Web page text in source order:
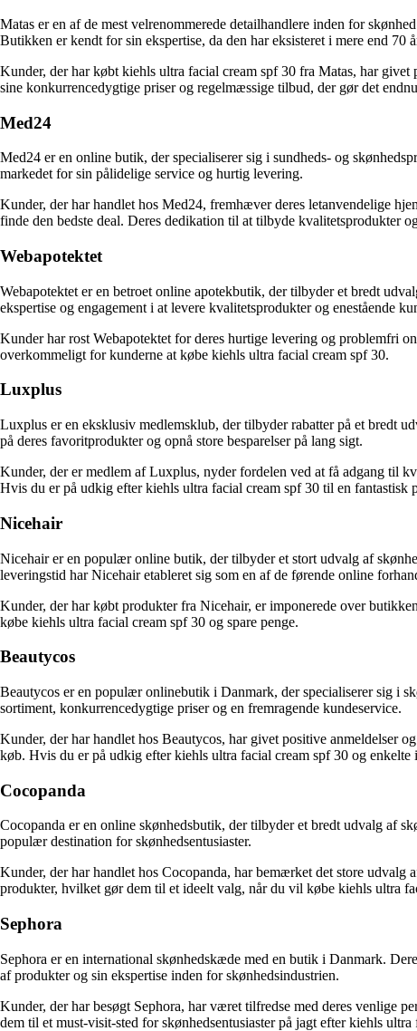
Matas er en af de mest velrenommerede detailhandlere inden for
Butikken er kendt for sin ekspertise, da den har eksisteret i mere end 70
Kunder, der har købt kiehls ultra facial cream spf 30 fra Matas, har
sine konkurrencedygtige priser og regelmæssige tilbud, der gør det
Med24
Med24 er en online butik, der specialiserer sig i sundheds- og
markedet for sin pålidelige service og hurtig levering.
Kunder, der har handlet hos Med24, fremhæver deres letanvendelige
finde den bedste deal. Deres dedikation til at tilbyde kvalitetsprodukter
Webapotektet
Webapotektet er en betroet online apotekbutik, der tilbyder et bredt
ekspertise og engagement i at levere kvalitetsprodukter og enestående
Kunder har rost Webapotektet for deres hurtige levering og problemfri
overkommeligt for kunderne at købe kiehls ultra facial cream spf 30.
Luxplus
Luxplus er en eksklusiv medlemsklub, der tilbyder rabatter på et bredt
på deres favoritprodukter og opnå store besparelser på lang sigt.
Kunder, der er medlem af Luxplus, nyder fordelen ved at få adgang til
Hvis du er på udkig efter kiehls ultra facial cream spf 30 til en fantastisk
Nicehair
Nicehair er en populær online butik, der tilbyder et stort udvalg af
leveringstid har Nicehair etableret sig som en af de førende online
Kunder, der har købt produkter fra Nicehair, er imponerede over
købe kiehls ultra facial cream spf 30 og spare penge.
Beautycos
Beautycos er en populær onlinebutik i Danmark, der specialiserer sig i
sortiment, konkurrencedygtige priser og en fremragende kundeservice.
Kunder, der har handlet hos Beautycos, har givet positive anmeldelser
køb. Hvis du er på udkig efter kiehls ultra facial cream spf 30 og
Cocopanda
Cocopanda er en online skønhedsbutik, der tilbyder et bredt udvalg af
populær destination for skønhedsentusiaster.
Kunder, der har handlet hos Cocopanda, har bemærket det store
produkter, hvilket gør dem til et ideelt valg, når du vil købe kiehls ultra
Sephora
Sephora er en international skønhedskæde med en butik i Danmark.
af produkter og sin ekspertise inden for skønhedsindustrien.
Kunder, der har besøgt Sephora, har været tilfredse med deres venlige
dem til et must-visit-sted for skønhedsentusiaster på jagt efter kiehls ultra